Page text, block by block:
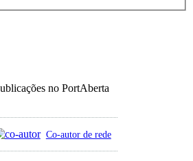
no PortAberta
Co-autor de rede